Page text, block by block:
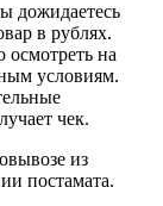
дожидаетесь
в рублях.
осмотреть на
условиям.
чек.
из
постамата.